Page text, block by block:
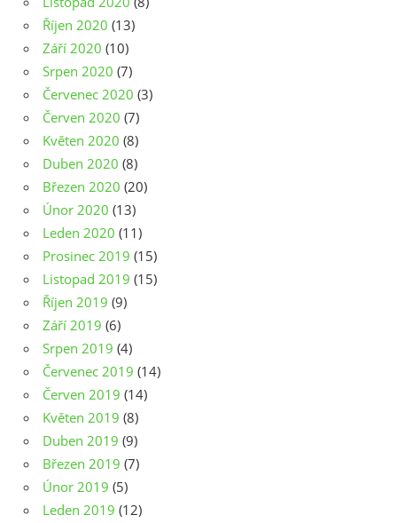
Říjen 2020 (13)
Září 2020 (10)
Srpen 2020 (7)
Červenec 2020 (3)
Červen 2020 (7)
Květen 2020 (8)
Duben 2020 (8)
Březen 2020 (20)
Únor 2020 (13)
Leden 2020 (11)
Prosinec 2019 (15)
Listopad 2019 (15)
Říjen 2019 (9)
Září 2019 (6)
Srpen 2019 (4)
Červenec 2019 (14)
Červen 2019 (14)
Květen 2019 (8)
Duben 2019 (9)
Březen 2019 (7)
Únor 2019 (5)
Leden 2019 (12)